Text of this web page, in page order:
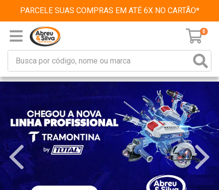
PARCELE SUAS COMPRAS EM ATÉ 6X NO CARTÃO*
0